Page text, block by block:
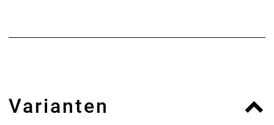
der unterschiedlichen Fußtypen (Hohl-, Senk-,
Normal-, Plattfuß) und Beinachse (Gerade-, O-, X-
Varianten